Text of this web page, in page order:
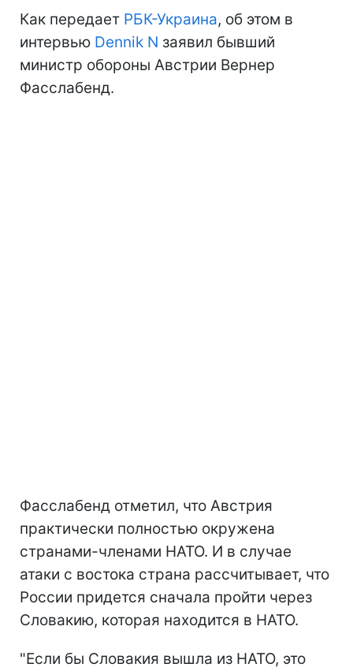
Как передает РБК-Украина, об этом в
интервью Dennik N заявил бывший
министр обороны Австрии Вернер
Фасслабенд.
Фасслабенд отметил, что Австрия
практически полностью окружена
странами-членами НАТО. И в случае
атаки с востока страна рассчитывает, что
России придется сначала пройти через
Словакию, которая находится в НАТО.
"Если бы Словакия вышла из НАТО, это